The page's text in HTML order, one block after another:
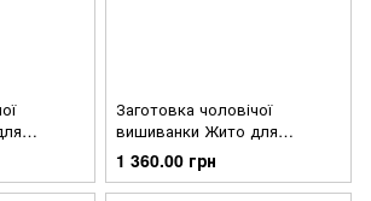
Заготовка чоловічої
вишиванки Жито для
вишивки бісером і нитками
СЧ009кЧнннн
1 360.00 грн